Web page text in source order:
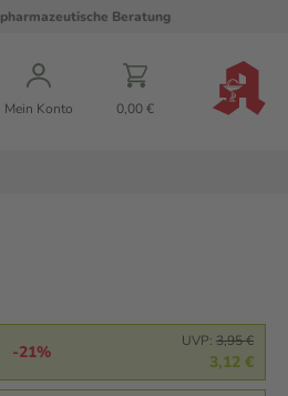
pharmazeutische Beratung
Mein Konto 0,00 €
-21%
UVP: 3,95 €
3,12 €